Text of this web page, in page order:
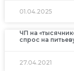
01.04.2025
ЧП на
спрос на
27.04.2021